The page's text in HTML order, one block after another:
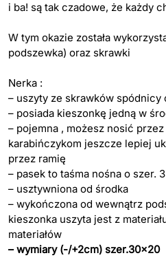
i ba! są tak czadowe, że każdy
W tym okazie została
podszewka) oraz skrawki
Nerka :
– uszyty ze skrawków spódnicy
– posiada kieszonkę jedną w
– pojemna , możesz nosić
karabińczykom jeszcze lepiej
przez ramię
– pasek to taśma nośna o szer.
– usztywniona od środka
– wykończona od wewnątrz
kieszonka uszyta jest z
materiałów
– wymiary (-/+2cm) szer.30×20